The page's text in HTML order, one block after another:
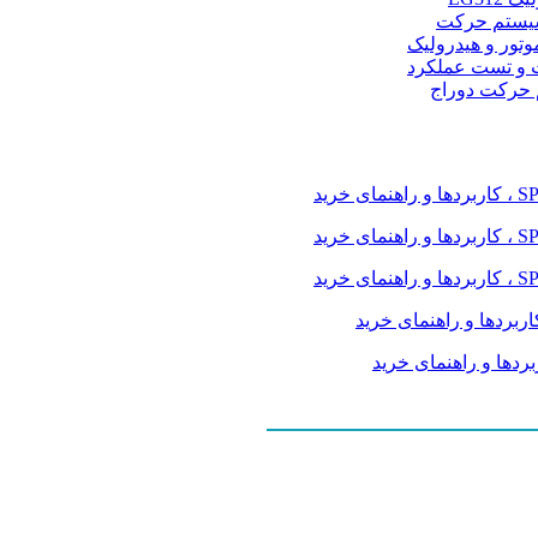
سیستم حرکت
و هیدرولیک
و تست عملکرد
حرکت دوراج